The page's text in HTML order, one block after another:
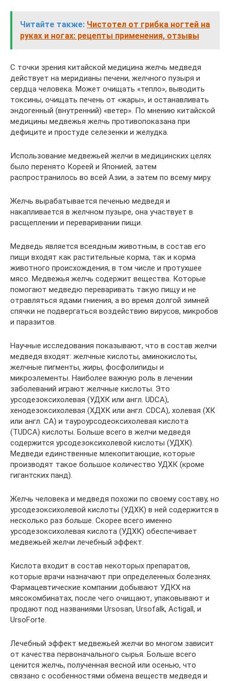
Читайте также: Чистотел от грибка ногтей на
руках и ногах: рецепты применения, отзывы
С точки зрения китайской медицина желчь медведя
действует на меридианы печени, желчного пузыря и
сердца человека. Может очищать «тепло», выводить
токсины, очищать печень от «жары», и останавливать
эндогенный (внутренний) «ветер». По мнению китайской
медицины медвежья желчь противопоказана при
дефиците и простуде селезенки и желудка.
Использование медвежьей желчи в медицинских целях
было перенято Кореей и Японией, затем
распространилось во всей Азии, а затем по всему миру.
Желчь вырабатывается печенью медведя и
накапливается в желчном пузыре, она участвует в
расщеплении и переваривании пищи.
Медведь является всеядным животным, в состав его
пищи входят как растительные корма, так и корма
животного происхождения, в том числе и протухшее
мясо. Медвежья желчь содержит вещества. Которые
помогают медведю переваривать такую пищу и не
отравляться ядами гниения, а во время долгой зимней
спячки не подвергаться воздействию вирусов, микробов
и паразитов.
Научные исследования показывают, что в состав желчи
медведя входят: желчные кислоты, аминокислоты,
желчные пигменты, жиры, фосфолипиды и
микроэлементы. Наиболее важную роль в лечении
заболеваний играют желчные кислоты. Это
урсодезоксихолевая (УДХК или англ. UDCA),
хенодезоксихолевая (ХДХК или англ. CDCA), холевая (ХК
или англ. CA) и тауроурсодеоксихолевая кислота
(TUDCA) кислоты. Больше всего в желчи медведя
содержится урсодезоксихолевой кислоты (УДХК).
Медведи единственные млекопитающие, которые
производят такое большое количество УДХК (кроме
гигантских панд).
Желчь человека и медведя похожи по своему составу, но
урсодезоксихолевой кислоты (УДХК) в ней содержится в
несколько раз больше. Скорее всего именно
урсодезоксихолевая кислота (УДХК) обеспечивает
медвежьей желчи лечебный эффект.
Кислота входит в состав некоторых препаратов,
которые врачи назначают при определенных болезнях.
Фармацевтические компании добывают УДКХ на
мясокомбинатах, после чего очищают, упаковывают и
продают под названиями Ursosan, Ursofalk, Actigall, и
UrsoForte.
Лечебный эффект медвежьей желчи во многом зависит
от качества первоначального сырья. Больше всего
ценится желчь, полученная весной или осенью, что
связано с особенностями обмена веществ медведя и